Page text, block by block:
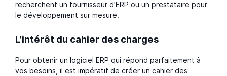
recherchent un fournisseur d’ERP ou un prestataire pour
le développement sur mesure.
L’intérêt du cahier des charges
Pour obtenir un logiciel ERP qui répond parfaitement à
vos besoins, il est impératif de créer un cahier des